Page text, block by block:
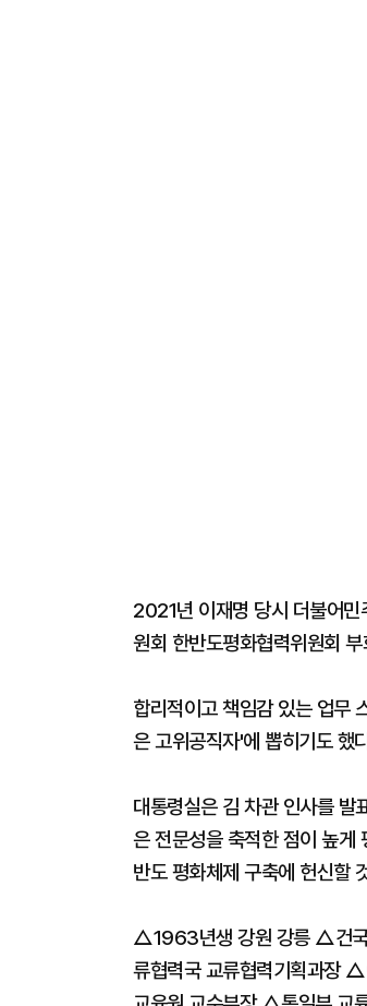
2021년 이재명 당시 더불어민
원회 한반도평화협력위원회
합리적이고 책임감 있는 업무
은 고위공직자'에 뽑히기도 했
대통령실은 김 차관 인사를 발
은 전문성을 축적한 점이 높게
반도 평화체제 구축에 헌신할
△1963년생 강원 강릉 △건
류협력국 교류협력기획과장